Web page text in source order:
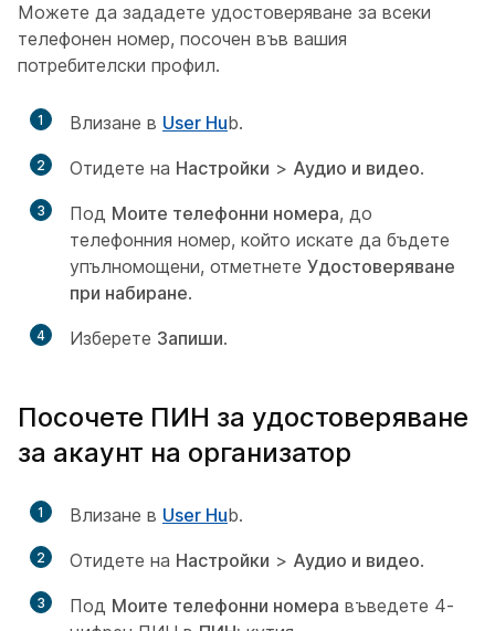
Можете да зададете удостоверяване за всеки
телефонен номер, посочен във вашия
потребителски профил.
1 Влизане в User Hub.
2 Отидете на Настройки > Аудио и видео.
3 Под Моите телефонни номера, до
телефонния номер, който искате да бъдете
упълномощени, отметнете Удостоверяване
при набиране.
4 Изберете Запиши.
Посочете ПИН за удостоверяване
за акаунт на организатор
1 Влизане в User Hub.
2 Отидете на Настройки > Аудио и видео.
3 Под Моите телефонни номера въведете 4-